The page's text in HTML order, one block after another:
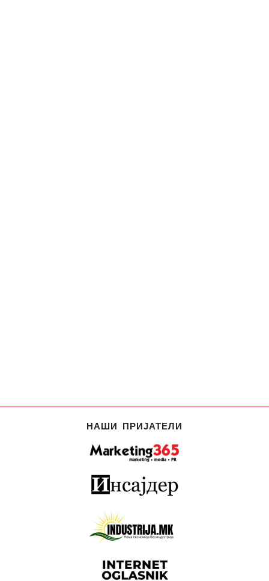
НАШИ ПРИЈАТЕЛИ